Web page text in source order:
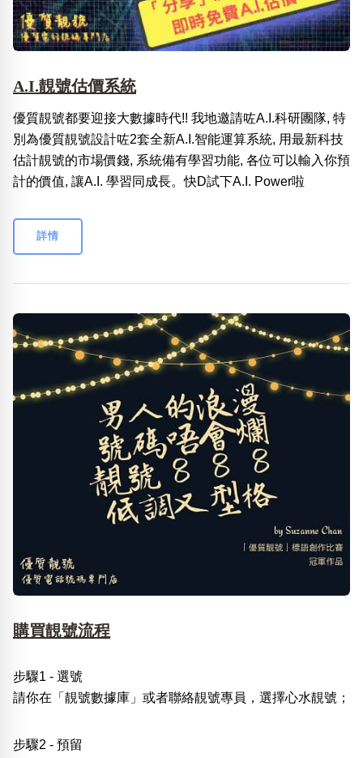
A.I.靚號估價系統
優質靚號都要迎接大數據時代!! 我地邀請咗A.I.科研團隊, 特
別為優質靚號設計咗2套全新A.I.智能運算系統, 用最新科技
估計靚號的市場價錢, 系統備有學習功能, 各位可以輸入你預
計的價值, 讓A.I. 學習同成長。快D試下A.I. Power啦
詳情
購買靚號流程
步驟1 - 選號
請你在「靚號數據庫」或者聯絡靚號專員，選擇心水靚號；
步驟2 - 預留